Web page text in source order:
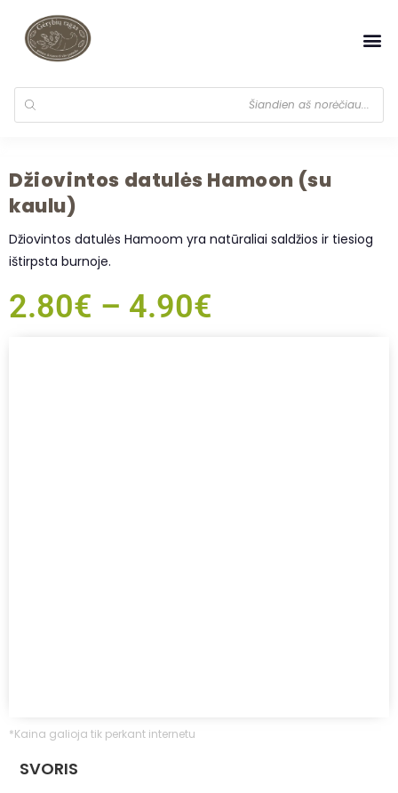
Džiovintos datulės Hamoon (su
kaulu)
Džiovintos datulės Hamoom yra natūraliai saldžios ir tiesiog
ištirpsta burnoje.
2.80€ – 4.90€
*Kaina galioja tik perkant internetu
SVORIS